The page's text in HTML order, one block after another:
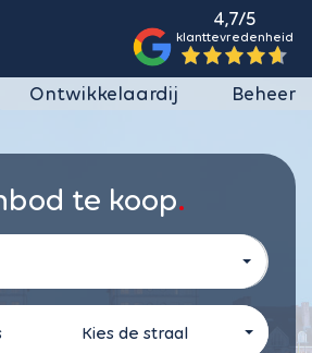
4,7/5
klanttevredenheid
Ontwikkelaardij Beheer
te koop
Kies de straal